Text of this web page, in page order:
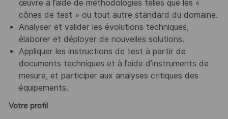
œuvre à l’aide de méthodologies telles que les «
cônes de test » ou tout autre standard du domaine.
Analyser et valider les évolutions techniques,
élaborer et déployer de nouvelles solutions.
Appliquer les instructions de test à partir de
documents techniques et à l’aide d’instruments de
mesure, et participer aux analyses critiques des
équipements.
Votre profil